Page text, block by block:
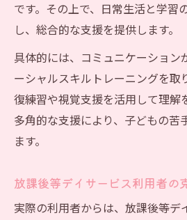
です。その上で、日常生活と学習
し、総合的な支援を提供します。
具体的には、コミュニケーション
ーシャルスキルトレーニングを取
復練習や視覚支援を活用して理解
多角的な支援により、子どもの苦
ます。
放課後等デイサービス利用者の
実際の利用者からは、放課後等デ